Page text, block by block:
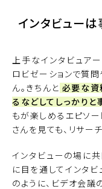
インタビュー
上手なインタビュア
ロビゼーションで質
ん。きちんと 必要な資
るなどしてしっかりと
もが楽しめるエピソ
さんを見ても、リサー
インタビューの場に
に目を通してインタ
のように、ビデオ会